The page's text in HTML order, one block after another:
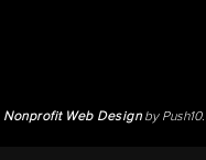
Nonprofit Web Designby Push10.